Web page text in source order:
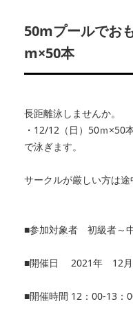
50mプールでお
m×50本
長距離泳しませんか。
・12/12（日）50ｍ
で泳ぎます。
サークルが厳しい方は途
■参加対象者 初級者～
■開催日 2021年 12月
■開催時間 12：00-13：